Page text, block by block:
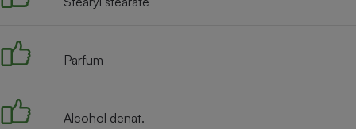
Parfum
Alcohol denat.